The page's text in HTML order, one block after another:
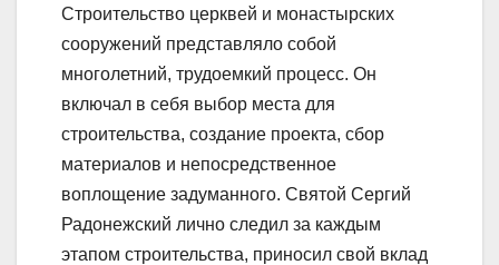
Строительство церквей и монастырских
сооружений представляло собой
многолетний, трудоемкий процесс. Он
включал в себя выбор места для
строительства, создание проекта, сбор
материалов и непосредственное
воплощение задуманного. Святой Сергий
Радонежский лично следил за каждым
этапом строительства, приносил свой вклад